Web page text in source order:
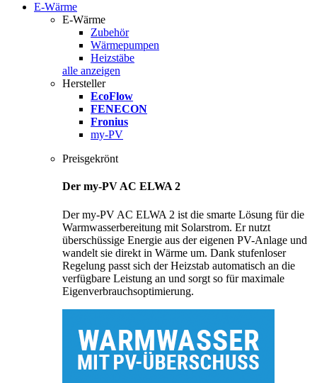
E-Wärme
E-Wärme
Zubehör
Wärmepumpen
Heizstäbe
alle anzeigen
Hersteller
EcoFlow
FENECON
Fronius
my-PV
Preisgekrönt
Der my-PV AC ELWA 2
Der my-PV AC ELWA 2 ist die smarte Lösung für die
Warmwasserbereitung mit Solarstrom. Er nutzt
überschüssige Energie aus der eigenen PV-Anlage und
wandelt sie direkt in Wärme um. Dank stufenloser
Regelung passt sich der Heizstab automatisch an die
verfügbare Leistung an und sorgt so für maximale
Eigenverbrauchsoptimierung.